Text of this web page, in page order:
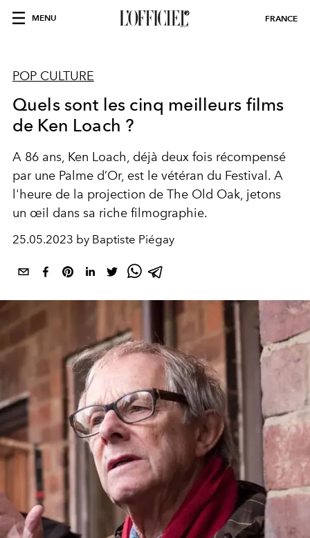
MENU FRANCE
POP CULTURE
Quels sont les cinq meilleurs films
de Ken Loach ?
A 86 ans, Ken Loach, déjà deux fois récompensé
par une Palme d’Or, est le vétéran du Festival. A
l'heure de la projection de The Old Oak, jetons
un œil dans sa riche filmographie.
25.05.2023 by Baptiste Piégay